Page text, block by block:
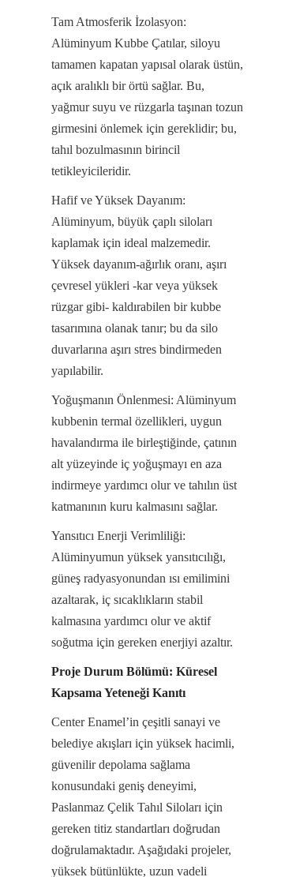
Tam Atmosferik İzolasyon:
Alüminyum Kubbe Çatılar, siloyu
tamamen kapatan yapısal olarak üstün,
açık aralıklı bir örtü sağlar. Bu,
yağmur suyu ve rüzgarla taşınan tozun
girmesini önlemek için gereklidir; bu,
tahıl bozulmasının birincil
tetikleyicileridir.
Hafif ve Yüksek Dayanım:
Alüminyum, büyük çaplı siloları
kaplamak için ideal malzemedir.
Yüksek dayanım-ağırlık oranı, aşırı
çevresel yükleri -kar veya yüksek
rüzgar gibi- kaldırabilen bir kubbe
tasarımına olanak tanır; bu da silo
duvarlarına aşırı stres bindirmeden
yapılabilir.
Yoğuşmanın Önlenmesi: Alüminyum
kubbenin termal özellikleri, uygun
havalandırma ile birleştiğinde, çatının
alt yüzeyinde iç yoğuşmayı en aza
indirmeye yardımcı olur ve tahılın üst
katmanının kuru kalmasını sağlar.
Yansıtıcı Enerji Verimliliği:
Alüminyumun yüksek yansıtıcılığı,
güneş radyasyonundan ısı emilimini
azaltarak, iç sıcaklıkların stabil
kalmasına yardımcı olur ve aktif
soğutma için gereken enerjiyi azaltır.
Proje Durum Bölümü: Küresel
Kapsama Yeteneği Kanıtı
Center Enamel’in çeşitli sanayi ve
belediye akışları için yüksek hacimli,
güvenilir depolama sağlama
konusundaki geniş deneyimi,
Paslanmaz Çelik Tahıl Siloları için
gereken titiz standartları doğrudan
doğrulamaktadır. Aşağıdaki projeler,
yüksek bütünlükte, uzun vadeli